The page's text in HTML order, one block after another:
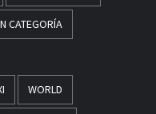
CATEGORÍA
WORLD